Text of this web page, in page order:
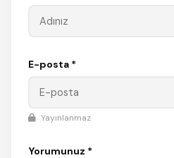
E-posta *
Yayınlanmaz
Yorumunuz *